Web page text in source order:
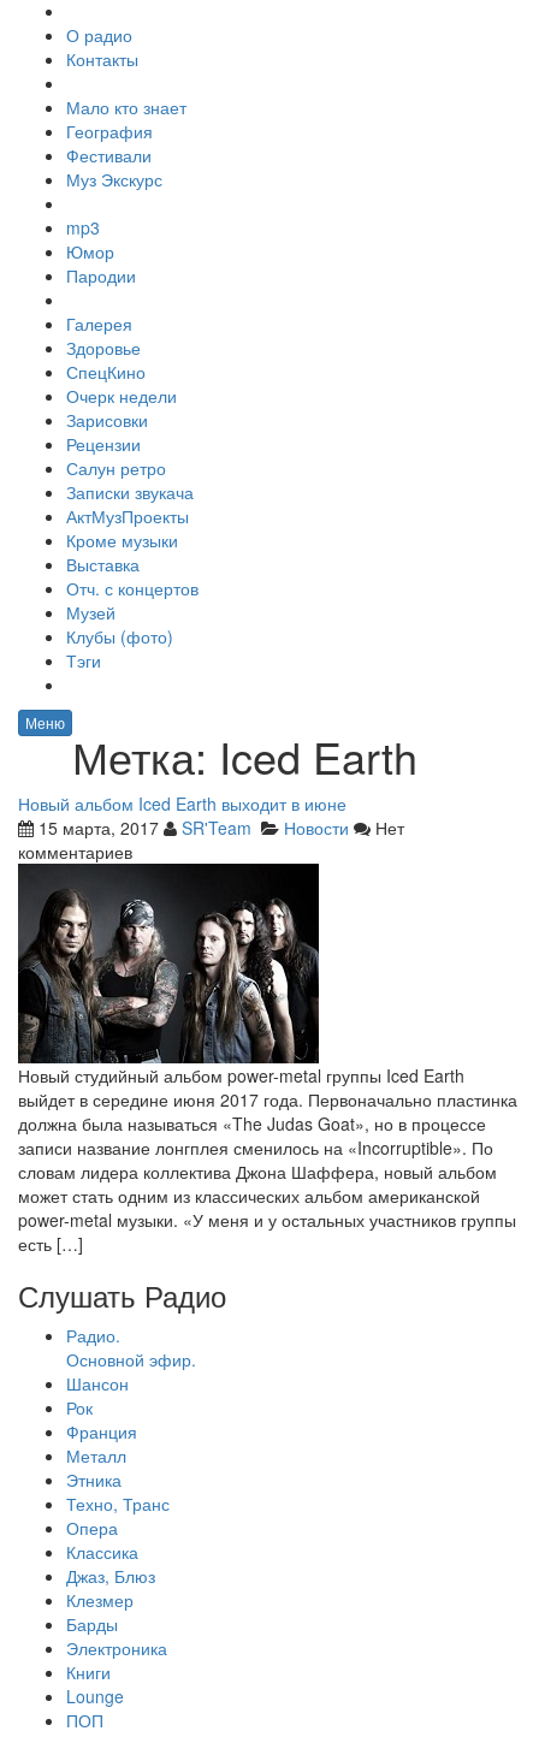
О радио
Контакты
Мало кто знает
География
Фестивали
Муз Экскурс
mp3
Юмор
Пародии
Галерея
Здоровье
СпецКино
Очерк недели
Зарисовки
Рецензии
Салун ретро
Записки звукача
АктМузПроекты
Кроме музыки
Выставка
Отч. с концертов
Музей
Клубы (фото)
Тэги
Меню
Метка: Iced Earth
Новый альбом Iced Earth выходит в июне
15 марта, 2017
SR'Team Новости
Нет
комментариев
Новый студийный альбом power-metal группы Iced Earth
выйдет в середине июня 2017 года. Первоначально пластинка
должна была называться «The Judas Goat», но в процессе
записи название лонгплея сменилось на «Incorruptible». По
словам лидера коллектива Джона Шаффера, новый альбом
может стать одним из классических альбом американской
power-metal музыки. «У меня и у остальных участников группы
есть […]
Слушать Радио
Радио.
Основной эфир.
Шансон
Рок
Франция
Металл
Этника
Техно, Транс
Опера
Классика
Джаз, Блюз
Клезмер
Барды
Электроника
Книги
Lounge
ПОП